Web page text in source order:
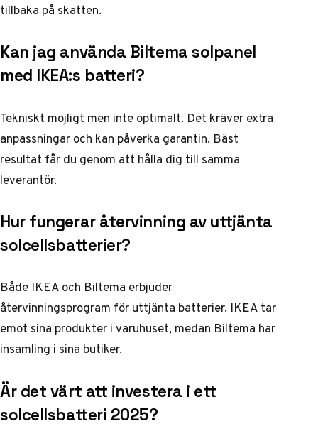
tillbaka på skatten.
Kan jag använda Biltema solpanel
med IKEA:s batteri?
Tekniskt möjligt men inte optimalt. Det kräver extra
anpassningar och kan påverka garantin. Bäst
resultat får du genom att hålla dig till samma
leverantör.
Hur fungerar återvinning av uttjänta
solcellsbatterier?
Både IKEA och Biltema erbjuder
återvinningsprogram för uttjänta batterier. IKEA tar
emot sina produkter i varuhuset, medan Biltema har
insamling i sina butiker.
Är det värt att investera i ett
solcellsbatteri 2025?